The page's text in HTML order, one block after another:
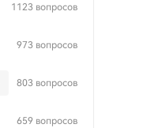
1123 вопросов
973 вопросов
803 вопросов
659 вопросов